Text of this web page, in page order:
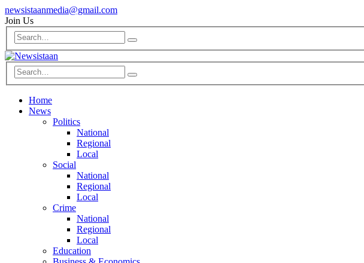
newsistaanmedia@gmail.com
Join Us
Home
News
Politics
National
Regional
Local
Social
National
Regional
Local
Crime
National
Regional
Local
Education